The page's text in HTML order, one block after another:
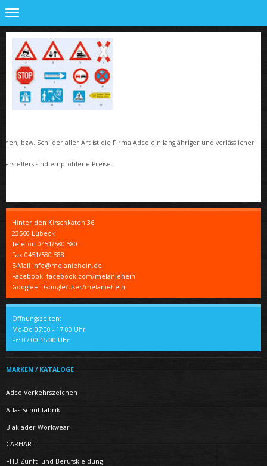
bzw. Schilder aller Art ist die Firma Adco ein langjähriger und verlässlicher
sind empfohlene Preise.
Hinter den Kirschkaten 36
23560 Lübeck
Telefon 0451/580 580
Fax 0451/580 588
E-Mail info@melaniehein.de
Facebook: facebook.com/melaniehein
Google+ : Google/User/melaniehein
Öffnungszeiten:
Mo-Do 07:00 - 17:00 Uhr
Fr: 07:00-15:00 Uhr
MARKEN / KATALOGE
Adco Verkehrszeichen
Atlas Schuhfabrik
Blakläder Workwear
CARHARTT
FHB Zunft- und Berufskleidung